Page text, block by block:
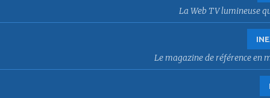
La Web TV lumineuse
Le magazine de référence en